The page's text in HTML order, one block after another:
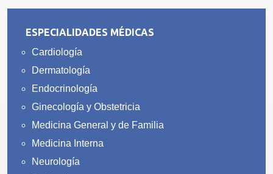
ESPECIALIDADES MÉDICAS
Cardiología
Dermatología
Endocrinología
Ginecología y Obstetricia
Medicina General y de Familia
Medicina Interna
Neurología